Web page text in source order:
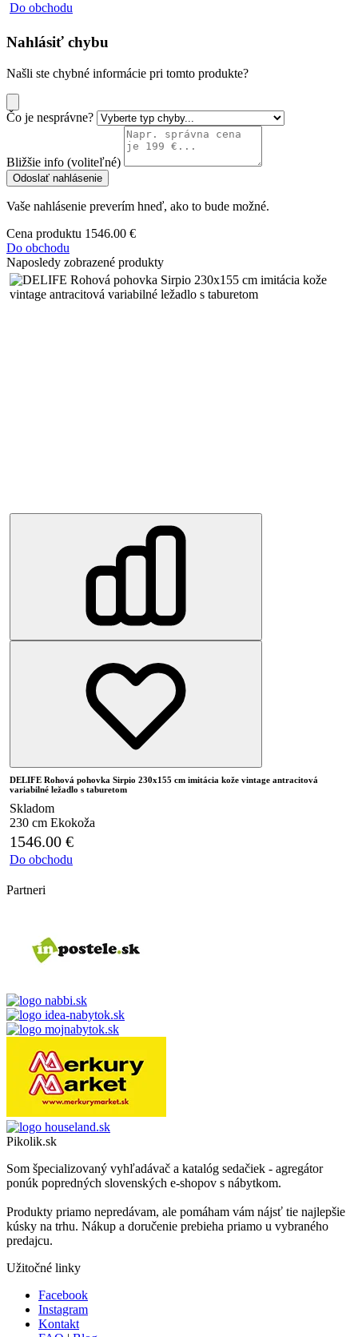
Do obchodu
Nahlásiť chybu
Našli ste chybné informácie pri tomto produkte?
Čo je nesprávne?
Bližšie info (voliteľné)
Odoslať nahlásenie
Vaše nahlásenie preverím hneď, ako to bude možné.
Cena produktu 1546.00 €
Do obchodu
Naposledy zobrazené produkty
DELIFE Rohová pohovka Sirpio 230x155 cm imitácia kože vintage antracitová
variabilné ležadlo s taburetom
Skladom
230 cm Ekokoža
1546.00 €
Do obchodu
Partneri
Pikolik.sk
Som špecializovaný vyhľadávač a katalóg sedačiek - agregátor
ponúk popredných slovenských e-shopov s nábytkom.
Produkty priamo nepredávam, ale pomáham vám nájsť tie najlepšie
kúsky na trhu. Nákup a doručenie prebieha priamo u vybraného
predajcu.
Užitočné linky
Facebook
Instagram
Kontakt